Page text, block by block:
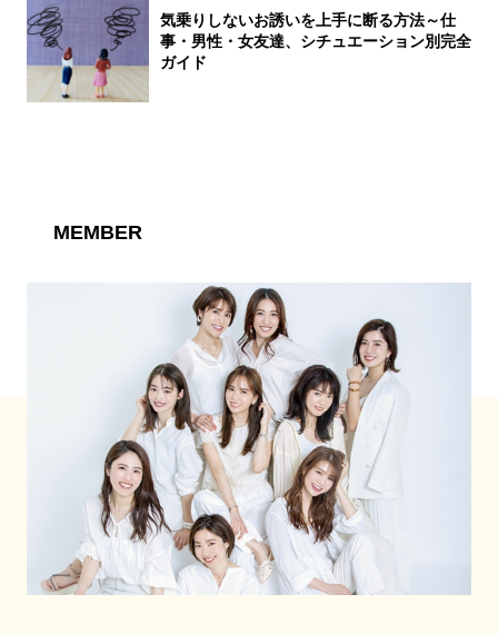
気乗りしないお誘いを上手に断る方法～仕
事・男性・女友達、シチュエーション別完全
ガイド
MEMBER